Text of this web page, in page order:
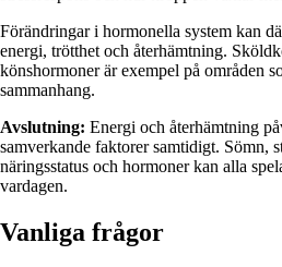
Förändringar i hormonella system kan
energi, trötthet och återhämtning.
könshormoner är exempel på områden
sammanhang.
Avslutning: Energi och återhämtning
samverkande faktorer samtidigt. Sömn,
näringsstatus och hormoner kan alla
vardagen.
Vanliga frågor